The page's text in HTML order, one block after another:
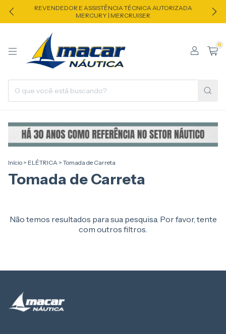
REVENDEDOR E ASSISTÊNCIA TÉCNICA AUTORIZADA
MERCURY | MERCRUISER
0
Início > ELÉTRICA > Tomada de Carreta
Tomada de Carreta
Não temos resultados para sua pesquisa. Por favor, tente
com outros filtros.